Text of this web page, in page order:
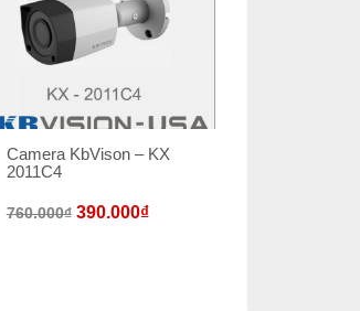
Camera KbVison – KX
2011C4
760.000₫ 390.000₫